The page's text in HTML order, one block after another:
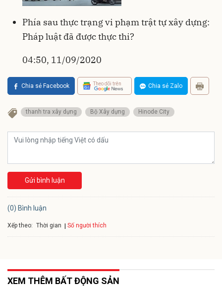
Phía sau thực trạng vi phạm trật tự xây dựng:
Pháp luật đã được thực thi?
04:50, 11/09/2020
Chia sẻ Facebook Theo dõi trên Chia sẻ Zalo
thanh tra xây dựng Bộ Xây dựng Hinode City
Gửi bình luận
(0) Bình luận
Xếp theo: Thời gian Số người thích
XEM THÊM BẤT ĐỘNG SẢN